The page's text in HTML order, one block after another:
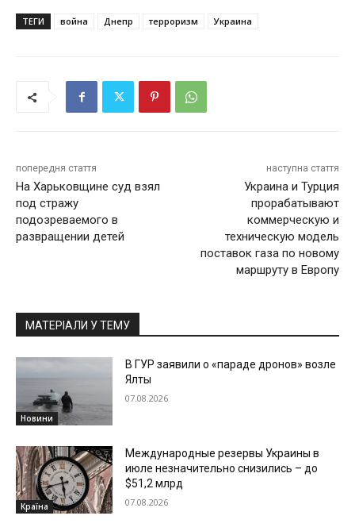
ТЕГИ война Днепр терроризм Украина
попередня стаття
На Харьковщине суд взял
под стражу
подозреваемого в
развращении детей
наступна стаття
Украина и Турция
прорабатывают
коммерческую и
техническую модель
поставок газа по новому
маршруту в Европу
МАТЕРІАЛИ У ТЕМУ
Новини
В ГУР заявили о «параде дронов» возле
Ялты
07.08.2026
Країна
Международные резервы Украины в
июле незначительно снизились – до
$51,2 млрд
07.08.2026